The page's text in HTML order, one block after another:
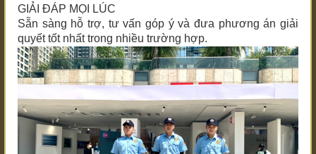
GIẢI ĐÁP MỌI LÚC
Sẵn sàng hỗ trợ, tư vấn góp ý và đưa phương án giải
quyết tốt nhất trong nhiều trường hợp.